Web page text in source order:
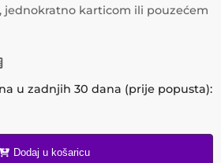
jednokratno karticom ili pouzećem
u zadnjih 30 dana (prije popusta):
Dodaj u košaricu